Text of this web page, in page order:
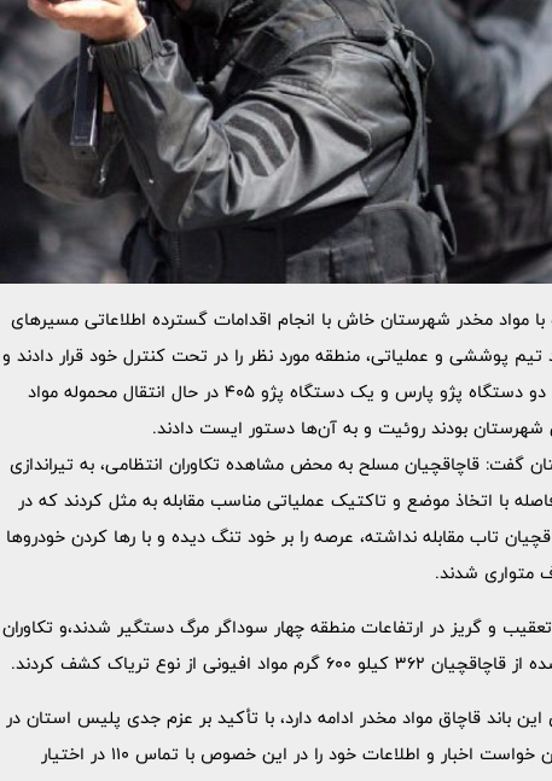
با مواد مخدر شهرستان خاش با انجام اقدامات گسترده اطلاعاتی مسیر‌های
تیم پوششی و عملیاتی، منطقه مورد نظر را در تحت کنترل خود قرار دادند و
سرانجام عصر دیروز سوداگران مرگ را که با دو دستگاه پژو پارس و یک دستگاه پژو 405 در حال انتقال محموله مواد
شهرستان بودند روئیت و به آن‌ها دستور ایست دادند.
گفت: قاچاقچیان مسلح به محض مشاهده تکاوران انتظامی، به تیراندازی
با اتخاذ موضع و تاکتیک عملیاتی مناسب مقابله به مثل کردند که در
تاب مقابله نداشته، عرصه را بر خود تنگ دیده و با رها کردن خودرو‌ها
متواری شدند.
و گریز در ارتفاعات منطقه چهار سوداگر مرگ دستگیر شدند،و تکاوران
از نوع تریاک کشف کردند.
باند قاچاق مواد مخدر ادامه دارد، با تأکید بر عزم جدی پلیس استان در
برخورد با قاچاقچیان مواد مخدر از شهروندان خواست اخبار و اطلاعات خود را در این خصوص با تماس 110 در اختیار